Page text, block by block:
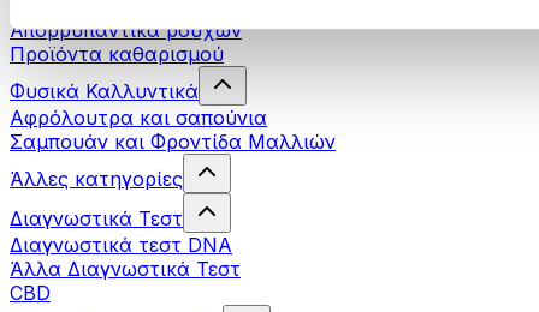
Απορρυπαντικά ρούχων
Προϊόντα καθαρισμού
Φυσικά Καλλυντικά
Αφρόλουτρα και σαπούνια
Σαμπουάν και Φροντίδα Μαλλιών
Άλλες κατηγορίες
Διαγνωστικά Τεστ
Διαγνωστικά τεστ DNA
Άλλα Διαγνωστικά Τεστ
CBD